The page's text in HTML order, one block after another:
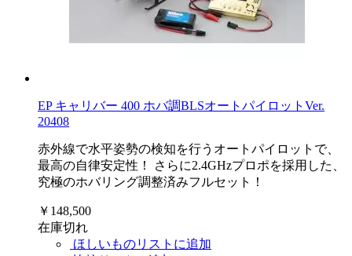
EP キャリバー 400 ホバ調BLSオートパイロットVer.
20408
赤外線で水平姿勢の検知を行うオートパイロットで、
最高の自律安定性！ さらに2.4GHzプロポを採用した、
究極のホバリング調整済みフルセット！
￥148,500
在庫切れ
ほしいものリストに追加